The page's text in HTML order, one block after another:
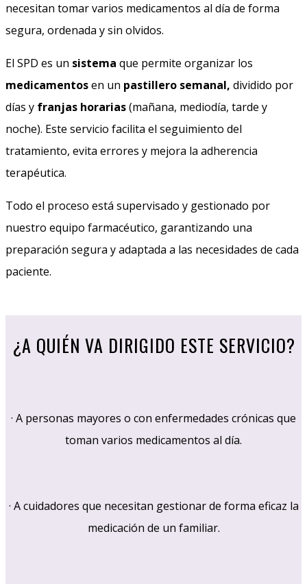
necesitan tomar varios medicamentos al día de forma
segura, ordenada y sin olvidos.
El SPD es un sistema que permite organizar los
medicamentosen un pastillero semanal, dividido por
días y franjas horarias(mañana, mediodía, tarde y
noche). Este servicio facilita el seguimiento del
tratamiento, evita errores y mejora la adherencia
terapéutica.
Todo el proceso está supervisado y gestionado por
nuestro equipo farmacéutico, garantizando una
preparación segura y adaptada a las necesidades de cada
paciente.
¿A QUIÉN VA DIRIGIDO ESTE SERVICIO?
· A personas mayores o con enfermedades crónicas que
toman varios medicamentos al día.
· A cuidadores que necesitan gestionar de forma eficaz la
medicación de un familiar.